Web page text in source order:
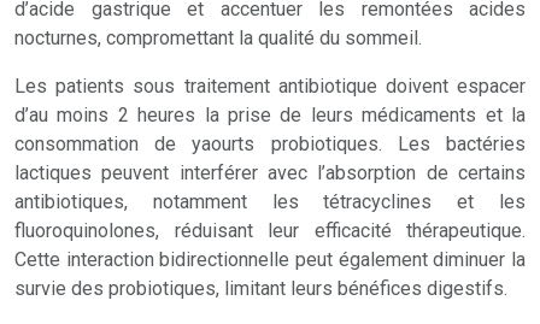
d’acide gastrique et accentuer les remontées acides
nocturnes, compromettant la qualité du sommeil.
Les patients sous traitement antibiotique doivent espacer
d’au moins 2 heures la prise de leurs médicaments et la
consommation de yaourts probiotiques. Les bactéries
lactiques peuvent interférer avec l’absorption de certains
antibiotiques, notamment les tétracyclines et les
fluoroquinolones, réduisant leur efficacité thérapeutique.
Cette interaction bidirectionnelle peut également diminuer la
survie des probiotiques, limitant leurs bénéfices digestifs.